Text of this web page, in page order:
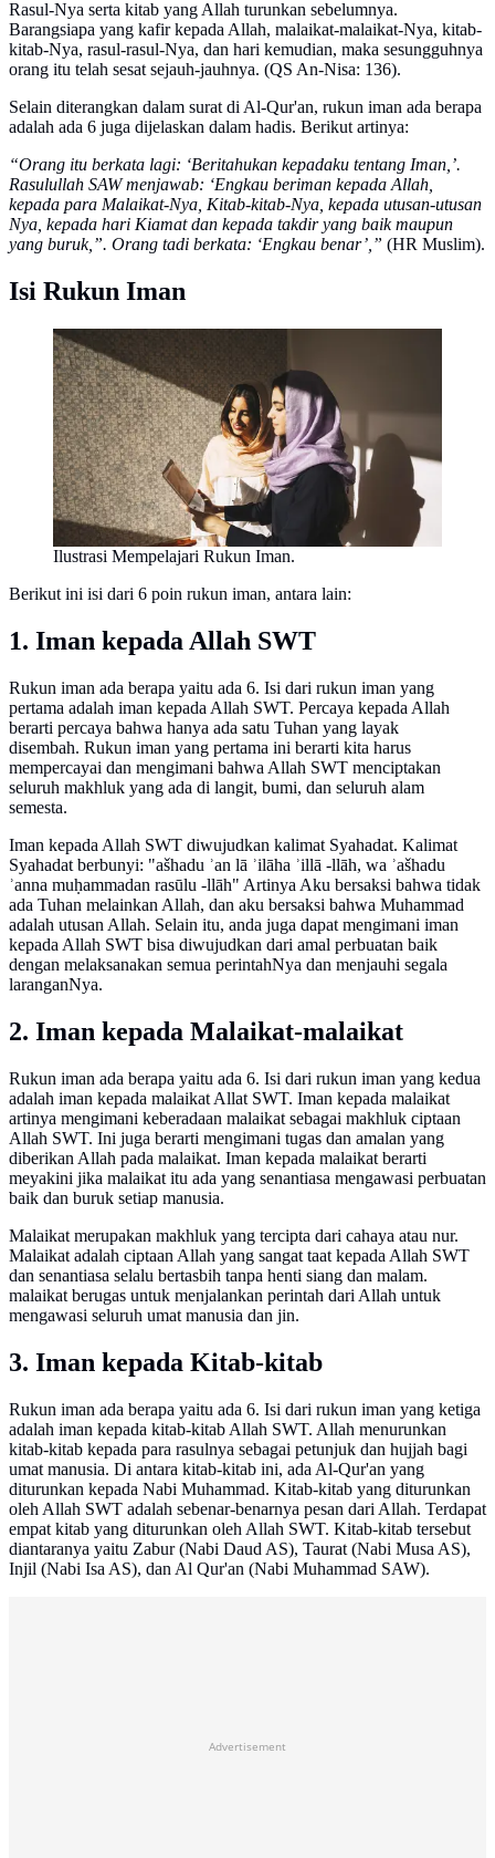
Rasul-Nya serta kitab yang Allah turunkan sebelumnya.
Barangsiapa yang kafir kepada Allah, malaikat-malaikat-Nya, kitab-
kitab-Nya, rasul-rasul-Nya, dan hari kemudian, maka sesungguhnya
orang itu telah sesat sejauh-jauhnya. (QS An-Nisa: 136).
Selain diterangkan dalam surat di Al-Qur'an, rukun iman ada berapa
adalah ada 6 juga dijelaskan dalam hadis. Berikut artinya:
“Orang itu berkata lagi: ‘Beritahukan kepadaku tentang Iman,’.
Rasulullah SAW menjawab: ‘Engkau beriman kepada Allah,
kepada para Malaikat-Nya, Kitab-kitab-Nya, kepada utusan-utusan
Nya, kepada hari Kiamat dan kepada takdir yang baik maupun
yang buruk,”. Orang tadi berkata: ‘Engkau benar’,” (HR Muslim).
Isi Rukun Iman
Ilustrasi Mempelajari Rukun Iman.
Berikut ini isi dari 6 poin rukun iman, antara lain:
1. Iman kepada Allah SWT
Rukun iman ada berapa yaitu ada 6. Isi dari rukun iman yang
pertama adalah iman kepada Allah SWT. Percaya kepada Allah
berarti percaya bahwa hanya ada satu Tuhan yang layak
disembah. Rukun iman yang pertama ini berarti kita harus
mempercayai dan mengimani bahwa Allah SWT menciptakan
seluruh makhluk yang ada di langit, bumi, dan seluruh alam
semesta.
Iman kepada Allah SWT diwujudkan kalimat Syahadat. Kalimat
Syahadat berbunyi: "ašhadu ʾan lā ʾilāha ʾillā -llāh, wa ʾašhadu
ʾanna muḥammadan rasūlu -llāh" Artinya Aku bersaksi bahwa tidak
ada Tuhan melainkan Allah, dan aku bersaksi bahwa Muhammad
adalah utusan Allah. Selain itu, anda juga dapat mengimani iman
kepada Allah SWT bisa diwujudkan dari amal perbuatan baik
dengan melaksanakan semua perintahNya dan menjauhi segala
laranganNya.
2. Iman kepada Malaikat-malaikat
Rukun iman ada berapa yaitu ada 6. Isi dari rukun iman yang kedua
adalah iman kepada malaikat Allat SWT. Iman kepada malaikat
artinya mengimani keberadaan malaikat sebagai makhluk ciptaan
Allah SWT. Ini juga berarti mengimani tugas dan amalan yang
diberikan Allah pada malaikat. Iman kepada malaikat berarti
meyakini jika malaikat itu ada yang senantiasa mengawasi perbuatan
baik dan buruk setiap manusia.
Malaikat merupakan makhluk yang tercipta dari cahaya atau nur.
Malaikat adalah ciptaan Allah yang sangat taat kepada Allah SWT
dan senantiasa selalu bertasbih tanpa henti siang dan malam.
malaikat berugas untuk menjalankan perintah dari Allah untuk
mengawasi seluruh umat manusia dan jin.
3. Iman kepada Kitab-kitab
Rukun iman ada berapa yaitu ada 6. Isi dari rukun iman yang ketiga
adalah iman kepada kitab-kitab Allah SWT. Allah menurunkan
kitab-kitab kepada para rasulnya sebagai petunjuk dan hujjah bagi
umat manusia. Di antara kitab-kitab ini, ada Al-Qur'an yang
diturunkan kepada Nabi Muhammad. Kitab-kitab yang diturunkan
oleh Allah SWT adalah sebenar-benarnya pesan dari Allah. Terdapat
empat kitab yang diturunkan oleh Allah SWT. Kitab-kitab tersebut
diantaranya yaitu Zabur (Nabi Daud AS), Taurat (Nabi Musa AS),
Injil (Nabi Isa AS), dan Al Qur'an (Nabi Muhammad SAW).
Advertisement